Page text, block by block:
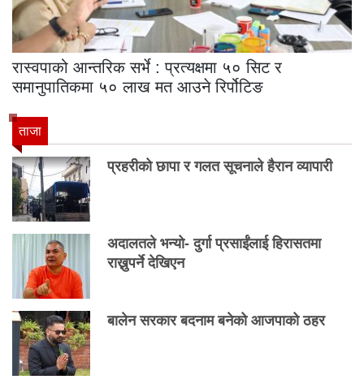
रास्वपाको आन्तरिक सर्भे : प्रत्यक्षमा ५० सिट र
समानुपातिकमा ५० लाख मत आउने रिर्पोटिङ
ताजा
प्रहरीको छापा र गलत सूचनाले हैरान व्यापारी
अदालतले भन्यो- दुर्गा प्रसाईंलाई हिरासतमा
राख्नुपर्ने देखिएन
बालेन सरकार बदनाम बनेको आजपाको ठहर